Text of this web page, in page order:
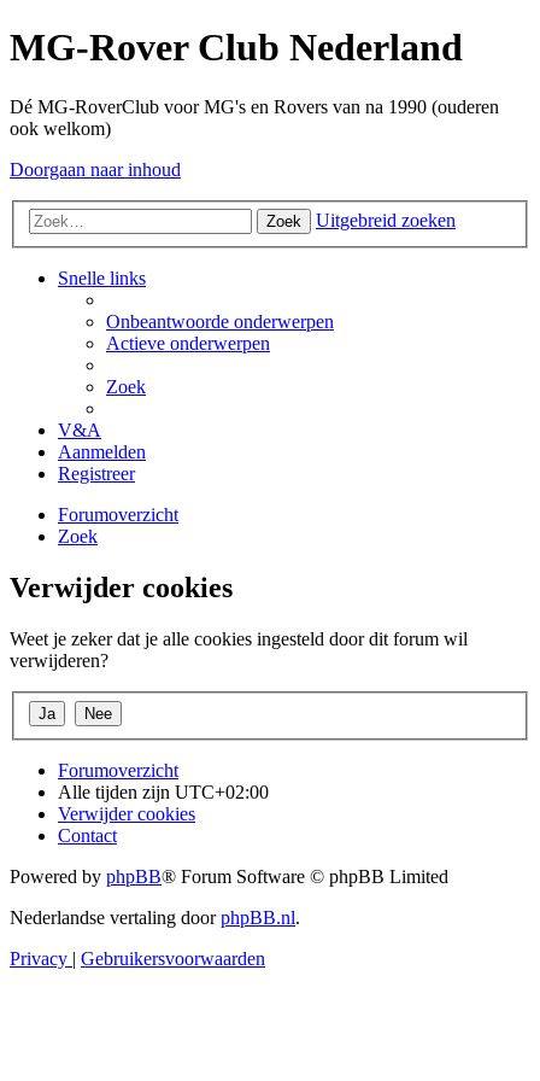
MG-Rover Club Nederland
Dé MG-RoverClub voor MG's en Rovers van na 1990 (ouderen
ook welkom)
Doorgaan naar inhoud
Zoek Uitgebreid zoeken
Snelle links
Onbeantwoorde onderwerpen
Actieve onderwerpen
Zoek
V&A
Aanmelden
Registreer
Forumoverzicht
Zoek
Verwijder cookies
Weet je zeker dat je alle cookies ingesteld door dit forum wil
verwijderen?
Forumoverzicht
Alle tijden zijn UTC+02:00
Verwijder cookies
Contact
Powered by phpBB® Forum Software © phpBB Limited
Nederlandse vertaling doorphpBB.nl.
Privacy | Gebruikersvoorwaarden